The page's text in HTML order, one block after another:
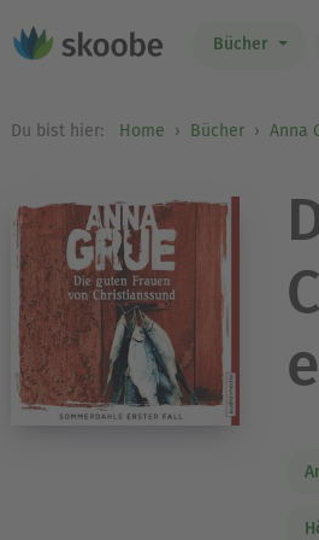
Bücher
Du bist hier: Home Bücher Anna